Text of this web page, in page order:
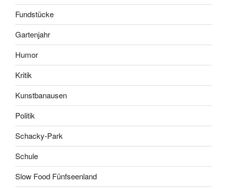
Fundstücke
Gartenjahr
Humor
Kritik
Kunstbanausen
Politik
Schacky-Park
Schule
Slow Food Fünfseenland